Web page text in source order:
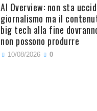
AI Overview: non sta
giornalismo ma il
big tech alla fine
non possono produrre
10/08/2026 0